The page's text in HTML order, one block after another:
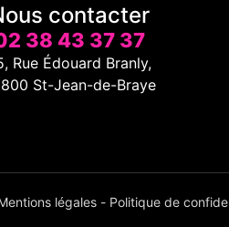
contacter
38 43 37 37
Rue Édouard Branly,
St-Jean-de-Braye
légales- Politique de